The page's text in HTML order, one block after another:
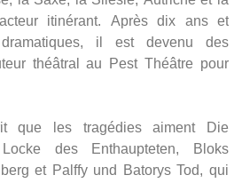
itinérant. Après dix ans et
il est devenu des
théâtral au Pest Théâtre pour
que les tragédies aiment Die
des Enthaupteten, Bloks
et Palffy und Batorys Tod, qui